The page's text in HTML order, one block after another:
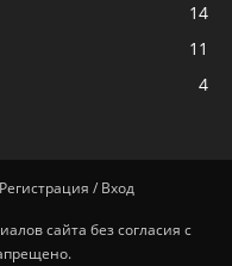
14
11
4
Регистрация / Вход
сайта без согласия с